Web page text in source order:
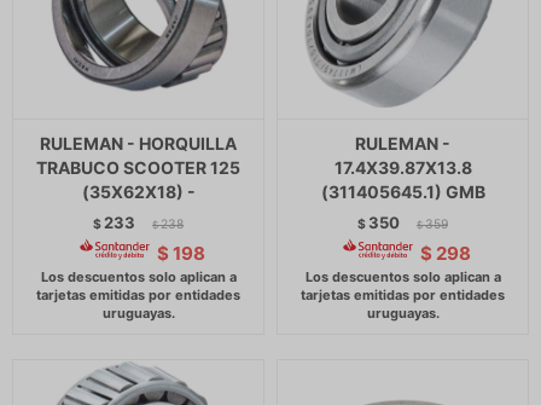
RULEMAN - HORQUILLA
TRABUCO SCOOTER 125
(35X62X18) -
$ 233 $ 238
$ 198
RULEMAN -
17.4X39.87X13.8
(311405645.1) GMB
$ 350 $ 359
$ 298